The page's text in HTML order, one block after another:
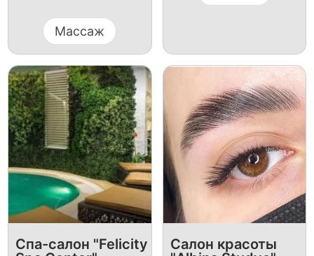
Массаж
Спа-салон "Felicity
Салон красоты